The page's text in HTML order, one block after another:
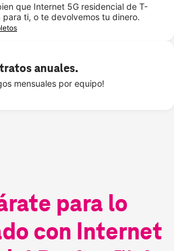
que Internet 5G residencial de T-
para ti, o te devolvemos tu dinero.
anuales.
mensuales por equipo!
para lo
con Internet